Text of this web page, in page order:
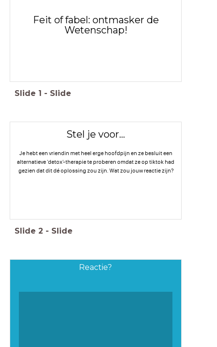
Feit of fabel: ontmasker de
Wetenschap!
Slide 1 - Slide
Stel je voor...
Je hebt een vriendin met heel erge hoofdpijn en ze besluit een
alternatieve 'detox'-therapie te proberen omdat ze op tiktok had
gezien dat dit dé oplossing zou zijn. Wat zou jouw reactie zijn?
Slide 2 - Slide
Reactie?